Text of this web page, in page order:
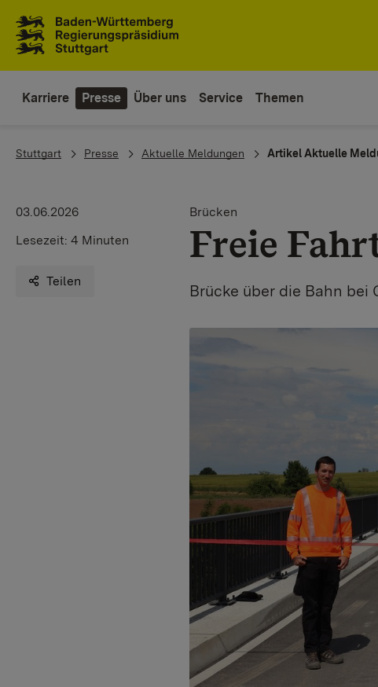
Karriere Presse Über uns Service Themen
You are here:
Stuttgart Presse Aktuelle Meldungen Artikel Aktuelle
03.06.2026
Lesezeit: 4 Minuten
Teilen
Brücken
Freie
Brücke über die Bahn